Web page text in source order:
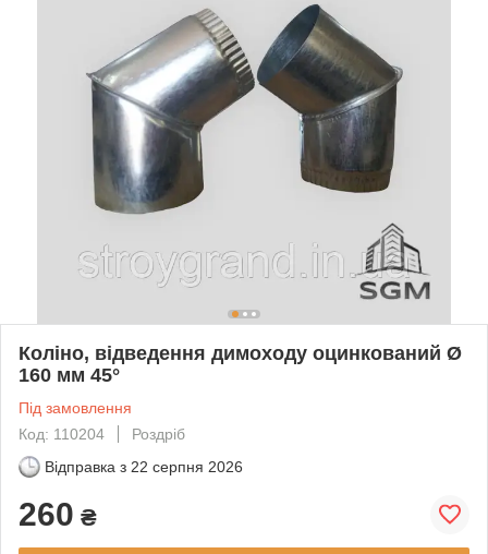
Коліно, відведення димоходу оцинкований Ø
160 мм 45°
Під замовлення
Код: 110204
Роздріб
Відправка з 22 серпня 2026
260 ₴